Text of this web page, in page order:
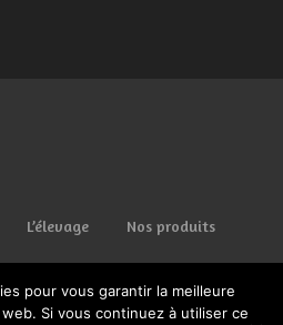
L’élevage Nos produits
pour vous garantir la meilleure
Si vous continuez à utiliser ce